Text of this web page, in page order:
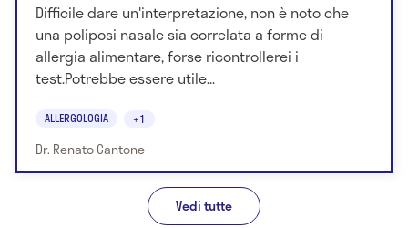
Difficile dare un'interpretazione, non è noto che
una poliposi nasale sia correlata a forme di
allergia alimentare, forse ricontrollerei i
test.Potrebbe essere utile...
ALLERGOLOGIA +1
Dr. Renato Cantone
Vedi tutte